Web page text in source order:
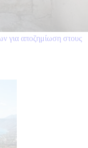
για αποζημίωση στους